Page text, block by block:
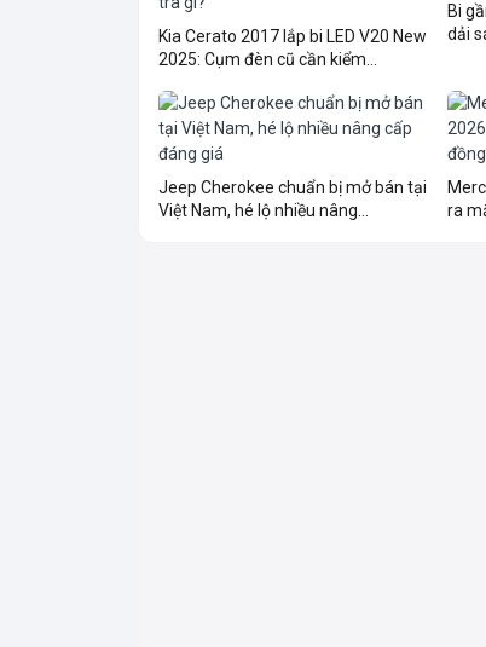
Kia Cerato 2017 lắp bi LED V20 New
2025: Cụm đèn cũ cần kiểm...
Bi
dải
Jeep Cherokee chuẩn bị mở bán tại
Việt Nam, hé lộ nhiều nâng...
ra